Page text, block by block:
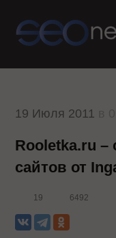
19 Июля 2011
Rooletka.ru –
сайтов от
19 6492